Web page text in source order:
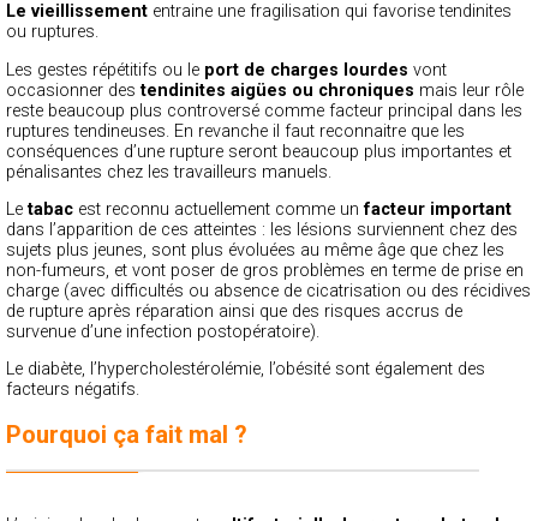
Le vieillissement entraine une fragilisation qui favorise tendinites
ou ruptures.
Les gestes répétitifs ou le port de charges lourdes vont
occasionner destendinites aigües ou chroniques mais leur rôle
reste beaucoup plus controversé comme facteur principal dans les
ruptures tendineuses. En revanche il faut reconnaitre que les
conséquences d’une rupture seront beaucoup plus importantes et
pénalisantes chez les travailleurs manuels.
Letabac est reconnu actuellement comme unfacteur important
dans l’apparition de ces atteintes : les lésions surviennent chez des
sujets plus jeunes, sont plus évoluées au même âge que chez les
non-fumeurs, et vont poser de gros problèmes en terme de prise en
charge (avec difficultés ou absence de cicatrisation ou des récidives
de rupture après réparation ainsi que des risques accrus de
survenue d’une infection postopératoire).
Le diabète, l’hypercholestérolémie, l’obésité sont également des
facteurs négatifs.
Pourquoi ça fait mal ?